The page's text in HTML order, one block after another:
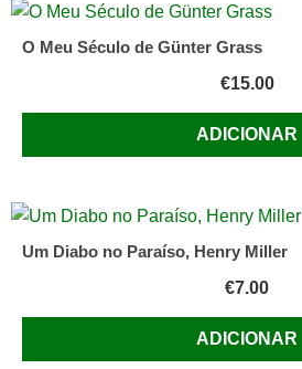
O Meu Século de Günter Grass
€15.00
ADICIONAR
Um Diabo no Paraíso, Henry Miller
€7.00
ADICIONAR